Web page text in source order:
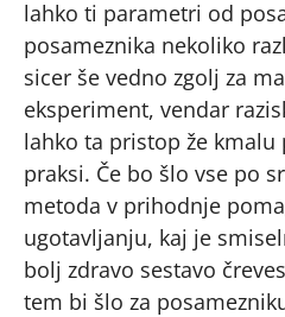
lahko ti parametri od
posameznika nekoliko
sicer še vedno zgolj za
eksperiment, vendar
lahko ta pristop že
praksi. Če bo šlo vse po
metoda v prihodnje
ugotavljanju, kaj je
bolj zdravo sestavo
tem bi šlo za